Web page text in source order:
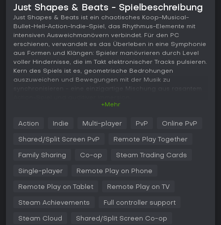
Just Shapes & Beats - Spielbeschreibung
Just Shapes & Beats ist ein chaotisches Koop-Musical-
Bullet-Hell-Action-Indie-Spiel, das Rhythmus-Elemente mit
intensiven Ausweichmanövern verbindet. Für den PC
erschienen, verwandelt es das Überleben in eine Symphonie
aus Formen und Klängen: Spieler manövrieren durch Level
voller Hindernisse, die im Takt elektronischer Tracks pulsieren.
Kern des Spiels ist es, geometrische Bedrohungen
auszuweichen und Bewegungen mit der Musik zu
synchronisieren - eine einzigartige Mischung aus rasantem
In Just Shapes & Beats steuerst du eine kleine Form, die
pinken Hindernissen und Gefahren ausweichen muss, die
Überleben dreht sich ums Vermeiden von Treffern, Sammeln
Koop und Erreichen des Levelendes, ohne alle Leben zu
Raum plus Dash-Fähigkeit für schnelle Fluchten. Kooperation
sorgt für Tiefe: Bis zu vier Spieler teamen sich zusammen
und beleben einander mit gesammelten, bei Treffern
fallenden Beats. Timing und Präzision stehen im
+Mehr
Action Indie Multi-player PvP Online PvP
Shared/Split Screen PvP Remote Play Together
Family Sharing Co-op Steam Trading Cards
Single-player Remote Play on Phone
Remote Play on Tablet Remote Play on TV
Steam Achievements Full controller support
Steam Cloud Shared/Split Screen Co-op